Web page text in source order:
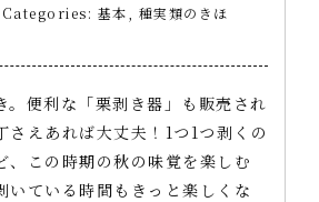
Categories: 基本
種実類のきほ
。便利な「栗剥き器」も販売され
さえあれば大丈夫！1つ1つ剥くの
、この時期の秋の味覚を楽しむ
いている時間もきっと楽しくな